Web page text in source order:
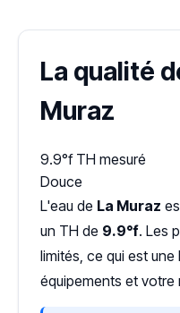
La qualité
Muraz
9.9°f TH mesuré
Douce
L'eau de La Muraz
un TH de 9.9°f. Les
limités, ce qui est
équipements et votre